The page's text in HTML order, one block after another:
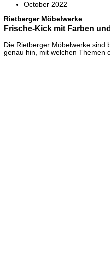
October 2022
Rietberger Möbelwerke
Frische-Kick mit Farben
Die Rietberger Möbelwerke sind
genau hin, mit welchen Themen